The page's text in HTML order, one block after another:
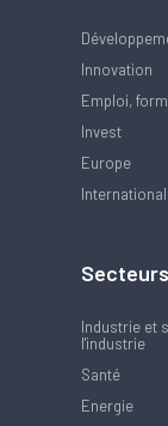
Innovation
Emploi,
Invest
Europe
International
Secteurs
Industrie et
l'industrie
Santé
Energie